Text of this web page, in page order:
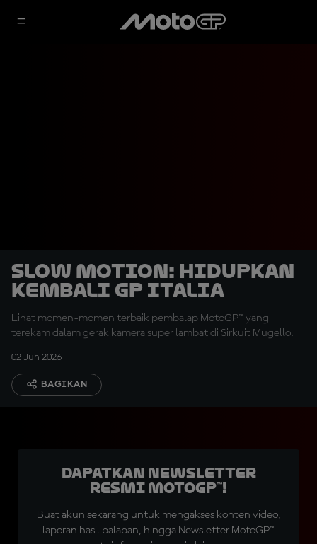
SLOW MOTION: Hidupkan
Kembali GP Italia
Lihat momen-momen terbaik pembalap MotoGP™ yang
terekam dalam gerak kamera super lambat di Sirkuit Mugello.
02 Jun 2026
BAGIKAN
Dapatkan Newsletter
Resmi MotoGP™!
Buat akun sekarang untuk mengakses konten video,
laporan hasil balapan, hingga Newsletter MotoGP™